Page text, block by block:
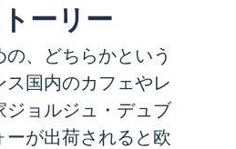
ーリー
、どちらかという
国内のカフェやレ
ジョルジュ・デュブ
ーが出荷されると欧